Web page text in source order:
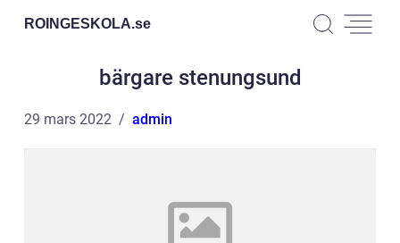
ROINGESKOLA.se
bärgare stenungsund
29 mars 2022 admin